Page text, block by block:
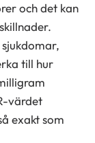
och det kan
till hur
värdet
exakt som